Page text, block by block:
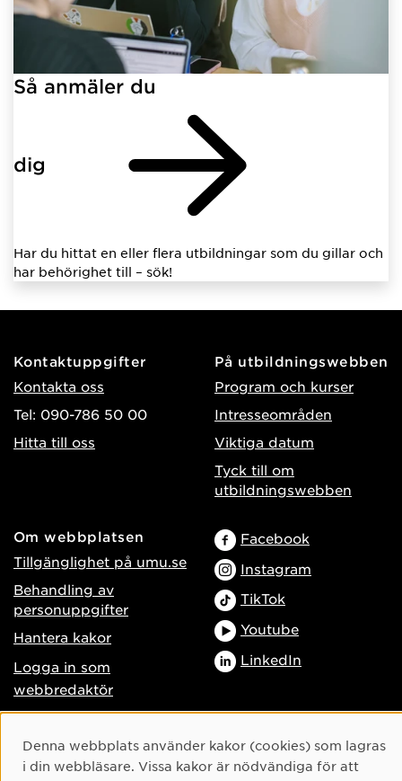
Så anmäler du
dig
Har du hittat en eller flera utbildningar som du gillar och
har behörighet till – sök!
Kontaktuppgifter
Kontakta oss
Tel: 090-786 50 00
Hitta till oss
På utbildningswebben
Program och kurser
Intresseområden
Viktiga datum
Tyck till om
utbildningswebben
Om webbplatsen
Tillgänglighet på umu.se
Behandling av
personuppgifter
Hantera kakor
Logga in som
webbredaktör
Facebook
Instagram
TikTok
Youtube
LinkedIn
Cookie-samtycke
Denna webbplats använder kakor (cookies) som lagras
i din webbläsare. Vissa kakor är nödvändiga för att